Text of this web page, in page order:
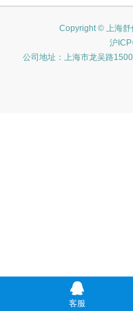
Copyright © 上海舒
沪
公司地址：上海市龙吴路
客服